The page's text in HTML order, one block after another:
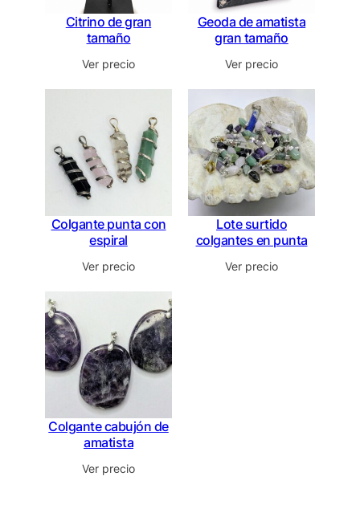
Citrino de gran
tamaño
Ver precio
Geoda de amatista
gran tamaño
Ver precio
Colgante punta con
espiral
Ver precio
Lote surtido
colgantes en punta
Ver precio
Colgante cabujón de
amatista
Ver precio